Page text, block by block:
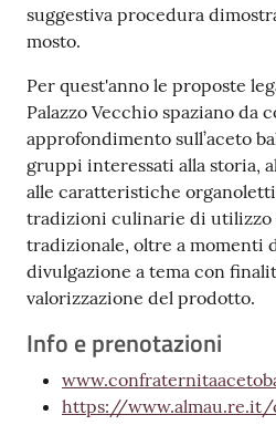
suggestiva procedura
mosto.
Per quest'anno le proposte
Palazzo Vecchio spaziano da
approfondimento sull’aceto
gruppi interessati alla storia,
alle caratteristiche
tradizioni culinarie di utilizzo
tradizionale, oltre a momenti
divulgazione a tema con
valorizzazione del prodotto.
Info e prenotazioni
https://www.almau.re.it/